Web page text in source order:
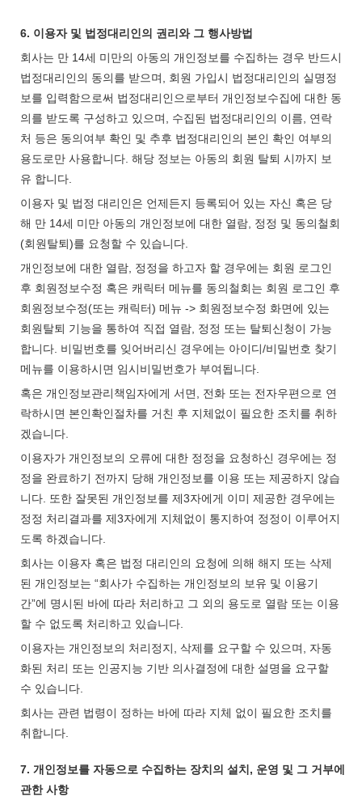
6. 이용자 및 법정대리인의 권리와 그 행사방법
회사는 만 14세 미만의 아동의 개인정보를 수집하는 경우 반드시
법정대리인의 동의를 받으며, 회원 가입시 법정대리인의 실명정
보를 입력함으로써 법정대리인으로부터 개인정보수집에 대한 동
의를 받도록 구성하고 있으며, 수집된 법정대리인의 이름, 연락
처 등은 동의여부 확인 및 추후 법정대리인의 본인 확인 여부의
용도로만 사용합니다. 해당 정보는 아동의 회원 탈퇴 시까지 보
유 합니다.
이용자 및 법정 대리인은 언제든지 등록되어 있는 자신 혹은 당
해 만 14세 미만 아동의 개인정보에 대한 열람, 정정 및 동의철회
(회원탈퇴)를 요청할 수 있습니다.
개인정보에 대한 열람, 정정을 하고자 할 경우에는 회원 로그인
후 회원정보수정 혹은 캐릭터 메뉴를 동의철회는 회원 로그인 후
회원정보수정(또는 캐릭터) 메뉴 -> 회원정보수정 화면에 있는
회원탈퇴 기능을 통하여 직접 열람, 정정 또는 탈퇴신청이 가능
합니다. 비밀번호를 잊어버리신 경우에는 아이디/비밀번호 찾기
메뉴를 이용하시면 임시비밀번호가 부여됩니다.
혹은 개인정보관리책임자에게 서면, 전화 또는 전자우편으로 연
락하시면 본인확인절차를 거친 후 지체없이 필요한 조치를 취하
겠습니다.
이용자가 개인정보의 오류에 대한 정정을 요청하신 경우에는 정
정을 완료하기 전까지 당해 개인정보를 이용 또는 제공하지 않습
니다. 또한 잘못된 개인정보를 제3자에게 이미 제공한 경우에는
정정 처리결과를 제3자에게 지체없이 통지하여 정정이 이루어지
도록 하겠습니다.
회사는 이용자 혹은 법정 대리인의 요청에 의해 해지 또는 삭제
된 개인정보는 “회사가 수집하는 개인정보의 보유 및 이용기
간”에 명시된 바에 따라 처리하고 그 외의 용도로 열람 또는 이용
할 수 없도록 처리하고 있습니다.
이용자는 개인정보의 처리정지, 삭제를 요구할 수 있으며, 자동
화된 처리 또는 인공지능 기반 의사결정에 대한 설명을 요구할
수 있습니다.
회사는 관련 법령이 정하는 바에 따라 지체 없이 필요한 조치를
취합니다.
7. 개인정보를 자동으로 수집하는 장치의 설치, 운영 및 그 거부에
관한 사항